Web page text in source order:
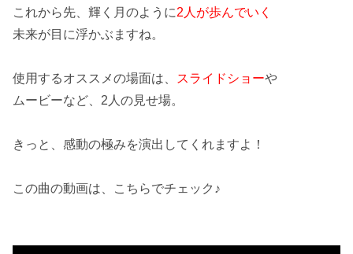
これから先、輝く月のように2人が歩んでいく
未来が目に浮かぶますね。
使用するオススメの場面は、 スライドショーや
ムービーなど、2人の見せ場。
きっと、 感動の極みを演出してくれますよ！
この曲の動画は、こちらでチェック♪